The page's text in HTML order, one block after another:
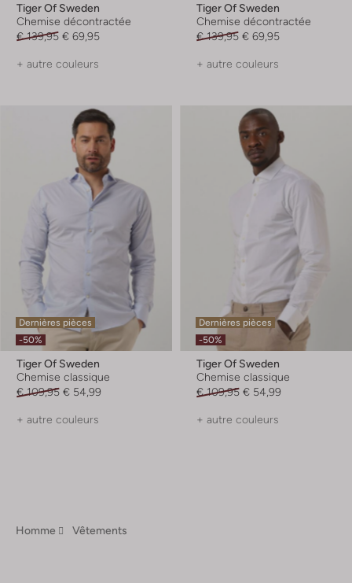
Tiger Of Sweden
Chemise décontractée
€ 139,95 € 69,95
+ autre couleurs
Tiger Of Sweden
Chemise décontractée
€ 139,95 € 69,95
+ autre couleurs
Dernières pièces
-50%
Tiger Of Sweden
Chemise classique
€ 109,95 € 54,99
+ autre couleurs
Dernières pièces
-50%
Tiger Of Sweden
Chemise classique
€ 109,95 € 54,99
+ autre couleurs
Homme Vêtements